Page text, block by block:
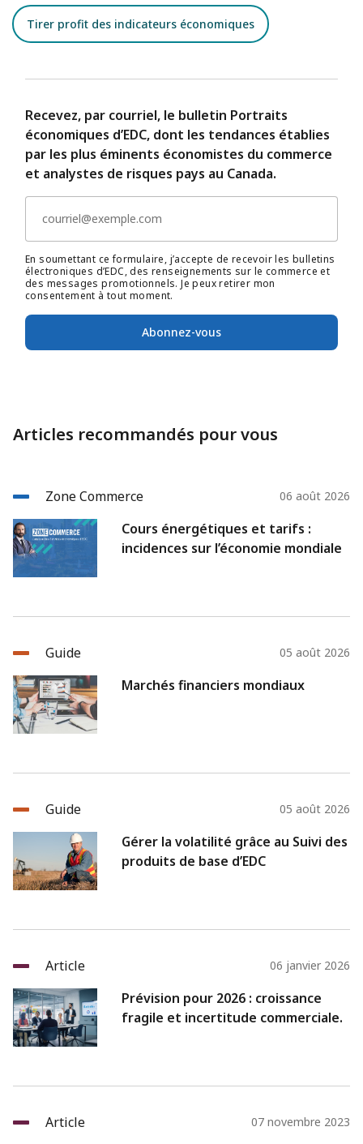
Tirer profit des indicateurs économiques
Recevez, par courriel, le bulletin Portraits
économiques d’EDC, dont les tendances établies
par les plus éminents économistes du commerce
et analystes de risques pays au Canada.
En soumettant ce formulaire, j’accepte de recevoir les bulletins
électroniques d’EDC, des renseignements sur le commerce et
des messages promotionnels. Je peux retirer mon
consentement à tout moment.
Abonnez-vous
Articles recommandés pour vous
Zone Commerce 06 août 2026
Cours énergétiques et tarifs :
incidences sur l’économie mondiale
Guide 05 août 2026
Marchés financiers mondiaux
Guide 05 août 2026
Gérer la volatilité grâce au Suivi des
produits de base d’EDC
Article 06 janvier 2026
Prévision pour 2026 : croissance
fragile et incertitude commerciale.
Article 07 novembre 2023